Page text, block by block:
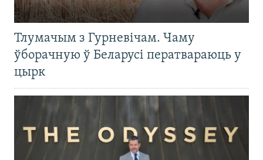
Тлумачым з Гурневічам. Чаму
ўборачную ў Беларусі ператвараюць у
цырк